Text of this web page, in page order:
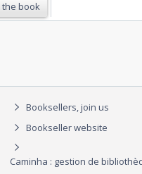
the book
Booksellers, join us
Bookseller website
Caminha : gestion de